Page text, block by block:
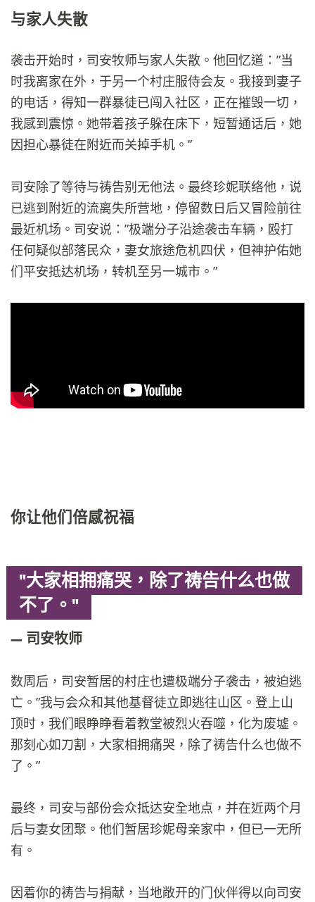
与家人失散
袭击开始时，司安牧师与家人失散。他回忆道：”当
时我离家在外，于另一个村庄服侍会友。我接到妻子
的电话，得知一群暴徒已闯入社区，正在摧毁一切，
我感到震惊。她带着孩子躲在床下，短暂通话后，她
因担心暴徒在附近而关掉手机。”
司安除了等待与祷告别无他法。最终珍妮联络他，说
已逃到附近的流离失所营地，停留数日后又冒险前往
最近机场。司安说：”极端分子沿途袭击车辆，殴打
任何疑似部落民众，妻女旅途危机四伏，但神护佑她
们平安抵达机场，转机至另一城市。”
你让他们倍感祝福
"大家相拥痛哭，除了祷告什么也做
不了。"
司安牧师
数周后，司安暂居的村庄也遭极端分子袭击，被迫逃
亡。”我与会众和其他基督徒立即逃往山区。登上山
顶时，我们眼睁睁看着教堂被烈火吞噬，化为废墟。
那刻心如刀割，大家相拥痛哭，除了祷告什么也做不
了。”
最终，司安与部份会众抵达安全地点，并在近两个月
后与妻女团聚。他们暂居珍妮母亲家中，但已一无所
有。
因着你的祷告与捐献，当地敞开的门伙伴得以向司安